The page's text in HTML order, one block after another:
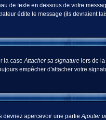
de texte en dessous de votre
édite le message (ils devraient
la caseAttacher sa signaturelors de la
empêcher d'attacher votre
devriez apercevoir une partieAjouter